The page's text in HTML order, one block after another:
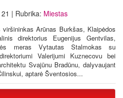
| Rubrika: Miestas
Arūnas Burkšas, Klaipėdos
direktorius Eugenijus Gentvilas,
meras Vytautas Stalmokas su
Valerijumi Kuznecovu bei
Svajūnu Bradūnu, dalyvaujant
aptarė Šventosios...